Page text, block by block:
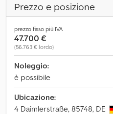
Prezzo e posizione
prezzo fisso più IVA
47.700 €
(56.763 € lordo)
Noleggio:
è possibile
Ubicazione:
4 Daimlerstraße, 85748, DE